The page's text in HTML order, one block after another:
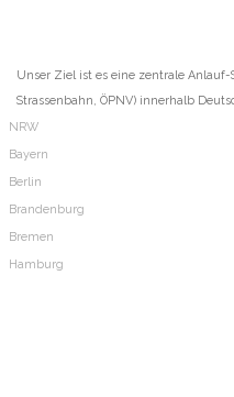
Unser Ziel ist es eine zentrale
Strassenbahn, ÖPNV) innerhalb
NRW
Bayern
Berlin
Brandenburg
Bremen
Hamburg